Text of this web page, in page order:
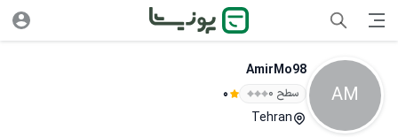
AM
AmirMo98
سطح ۰ 0
Tehran